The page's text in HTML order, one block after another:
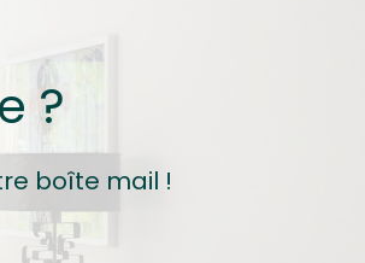
?
boîte mail !